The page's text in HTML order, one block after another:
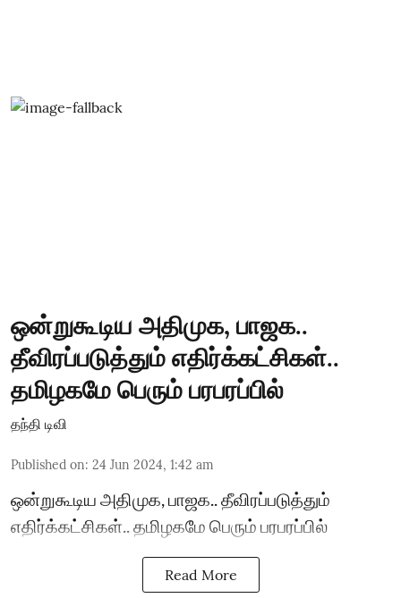
ஒன்றுகூடிய அதிமுக, பாஜக..
தீவிரப்படுத்தும் எதிர்க்கட்சிகள்..
தமிழகமே பெரும் பரபரப்பில்
தந்தி டிவி
Published on: 24 Jun 2024, 1:42 am
ஒன்றுகூடிய அதிமுக, பாஜக.. தீவிரப்படுத்தும்
எதிர்க்கட்சிகள்.. தமிழகமே பெரும் பரபரப்பில்
Read More